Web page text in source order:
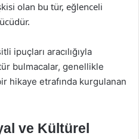
olan bu tür, eğlenceli
ipuçları aracılığıyla
bulmacalar, genellikle
hikaye etrafında kurgulanan
ve Kültürel